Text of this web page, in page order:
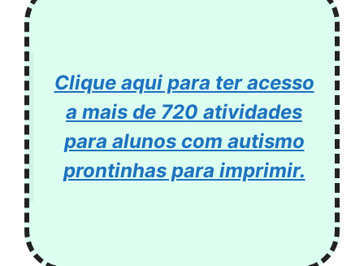
Clique aqui para ter acesso
a mais de 720 atividades
para alunos com autismo
prontinhas para imprimir.